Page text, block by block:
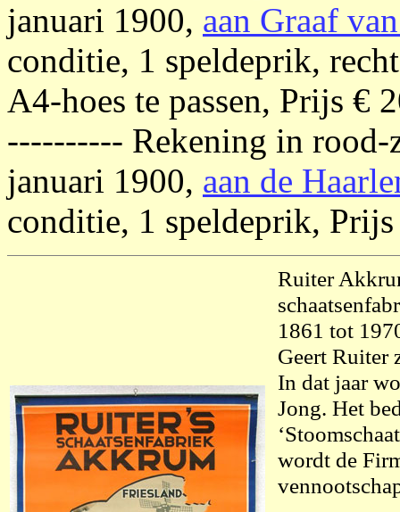
januari 1900, aan Graaf
conditie, 1 speldeprik,
A4-hoes te passen, Prijs €
---------- Rekening in
januari 1900, aan de
conditie, 1 speldeprik,
Ruiter
1861 tot
Geert Ruiter
In dat jaar
Jong. Het
wordt de